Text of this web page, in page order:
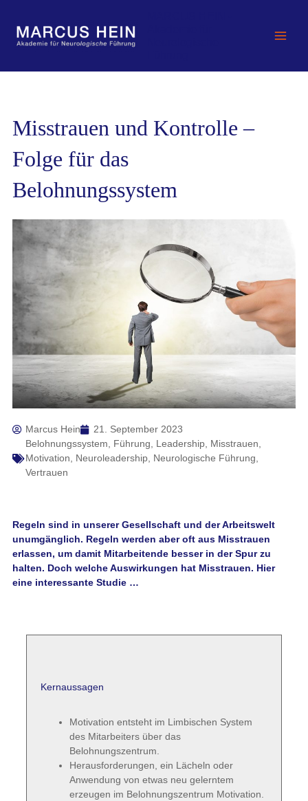
springen
Misstrauen und Kontrolle –
Folge für das
Belohnungssystem
Marcus Hein
21. September 2023
Belohnungssystem, Führung, Leadership, Misstrauen,
Motivation, Neuroleadership, Neurologische Führung,
Vertrauen
Regeln sind in unserer Gesellschaft und der Arbeitswelt
unumgänglich. Regeln werden aber oft aus Misstrauen
erlassen, um damit Mitarbeitende besser in der Spur zu
halten. Doch welche Auswirkungen hat Misstrauen. Hier
eine interessante Studie …
Kernaussagen
Motivation entsteht im Limbischen System
des Mitarbeiters über das
Belohnungszentrum.
Herausforderungen, ein Lächeln oder
Anwendung von etwas neu gelerntem
erzeugen im Belohnungszentrum Motivation.